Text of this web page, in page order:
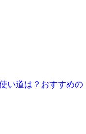
い道は？おすすめの